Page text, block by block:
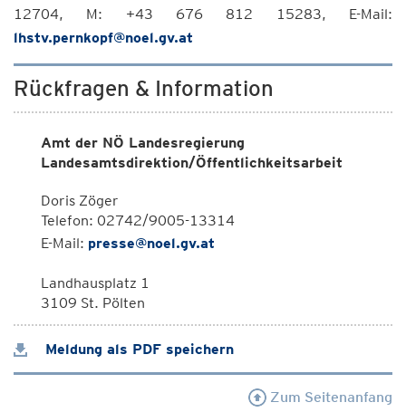
12704, M: +43 676 812 15283, E-Mail:
lhstv.pernkopf@noel.gv.at
Rückfragen & Information
Amt der NÖ Landesregierung
Landesamtsdirektion/Öffentlichkeitsarbeit
Doris Zöger
Telefon: 02742/9005-13314
E-Mail: presse@noel.gv.at
Landhausplatz 1
3109 St. Pölten
Meldung als PDF speichern
Zum Seitenanfang